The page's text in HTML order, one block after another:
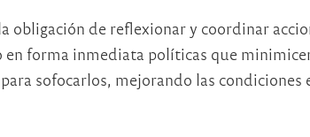
obligación de reflexionar y coordinar
forma inmediata políticas que
sofocarlos, mejorando las